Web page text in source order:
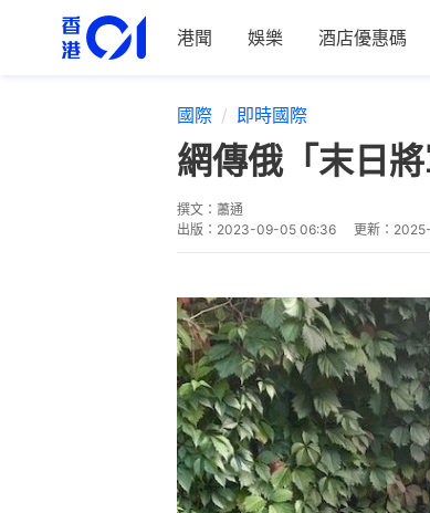
港聞 娛樂 酒店優惠碼
國際 即時國際
網傳俄「末日
撰文： 蕭通
出版： 2023-09-05 06:36 更新：